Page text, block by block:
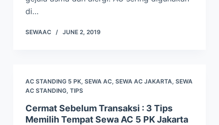
di…
SEWAAC JUNE 2, 2019
AC STANDING 5 PK, SEWA AC, SEWA AC JAKARTA, SEWA
AC STANDING, TIPS
Cermat Sebelum Transaksi : 3 Tips
Memilih Tempat Sewa AC 5 PK Jakarta